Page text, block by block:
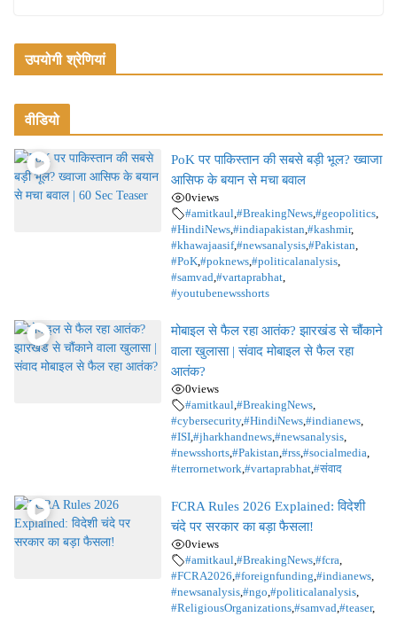
उपयोगी श्रेणियां
वीडियो
PoK पर पाकिस्तान की सबसे बड़ी भूल? ख्वाजा
आसिफ के बयान से मचा बवाल
0views
#amitkaul,#BreakingNews,#geopolitics,
#HindiNews,#indiapakistan,#kashmir,
#khawajaasif,#newsanalysis,#Pakistan,
#PoK,#poknews,#politicalanalysis,
#samvad,#vartaprabhat,
#youtubenewsshorts
मोबाइल से फैल रहा आतंक? झारखंड से चौंकाने
वाला खुलासा | संवाद मोबाइल से फैल रहा
आतंक?
0views
#amitkaul,#BreakingNews,
#cybersecurity,#HindiNews,#indianews,
#ISI,#jharkhandnews,#newsanalysis,
#newsshorts,#Pakistan,#rss,#socialmedia,
#terrornetwork,#vartaprabhat,#संवाद
FCRA Rules 2026 Explained: विदेशी
चंदे पर सरकार का बड़ा फैसला!
0views
#amitkaul,#BreakingNews,#fcra,
#FCRA2026,#foreignfunding,#indianews,
#newsanalysis,#ngo,#politicalanalysis,
#ReligiousOrganizations,#samvad,#teaser,